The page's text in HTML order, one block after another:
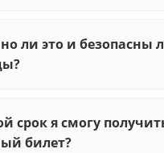
ли это и безопасны
срок я смогу
билет?